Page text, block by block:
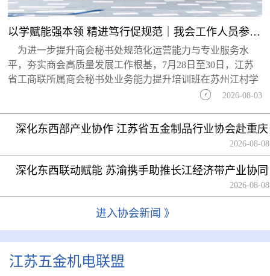
以学赋能强本领 精进笃行促规范｜我会工作人员参加省工商联商会业务能力提升培训...
为进一步提升商会秘书处规范化运营能力与专业服务水
平，夯实商会高质量发展工作根基，7月28日至30日，江苏
省工商联所属商会秘书处业务能力提升培训班在苏州江村学
2026-08-03
深化东西部产业协作 江苏省五金制品行业协会赴重庆
2026-08-08
深化东西联动赋能 苏渝携手助推长江经济带产业协同
2026-08-08
进入协会新闻 》
江苏五金机电联盟